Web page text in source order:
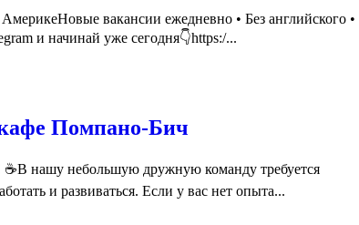
вакансии ежедневно • Без английского •
и начинай уже сегодня👇https:/...
Помпано-Бич
нашу небольшую дружную команду требуется
и развиваться. Если у вас нет опыта...